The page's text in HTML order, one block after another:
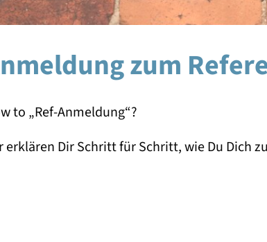
zum
to „Ref-Anmeldung“?
erklären Dir Schritt für Schritt, wie Du Dich